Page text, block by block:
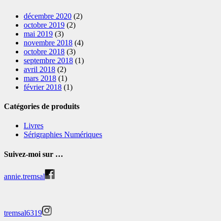
décembre 2020 (2)
octobre 2019 (2)
mai 2019 (3)
novembre 2018 (4)
octobre 2018 (3)
septembre 2018 (1)
avril 2018 (2)
mars 2018 (1)
février 2018 (1)
Catégories de produits
Livres
Sérigraphies Numériques
Suivez-moi sur …
annie.tremsal
tremsal6319